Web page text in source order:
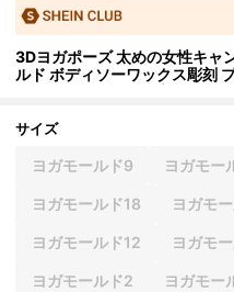
3Dヨガポーズ 太めの女性キャ
ルド ボディソーワックス彫刻
ド
サイズ
ヨガモールド9 ヨガモー
ヨガモールド18 ヨガモ
ヨガモールド12 ヨガモ
ヨガモールド2 ヨガモー